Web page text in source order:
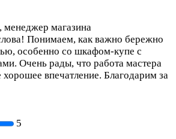
менеджер магазина
Понимаем, как важно бережно
особенно со шкафом-купе с
Очень рады, что работа мастера
хорошее впечатление. Благодарим за
5